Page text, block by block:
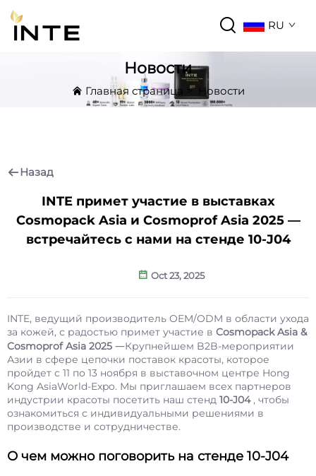
RU
Новости
Главная страница > Новости
Назад
INTE примет участие в выставках
Cosmopack Asia и Cosmoprof Asia 2025 —
встречайтесь с нами на стенде 10-J04
Oct 23, 2025
INTE, ведущий производитель OEM/ODM в области ухода
за кожей, с радостью примет участие в Cosmopack Asia &
Cosmoprof Asia 2025 —Крупнейшем B2B-мероприятии
Азии в сфере цепочки поставок красоты, которое
пройдет с 11 по 13 ноября в выставочном центре Hong
Kong AsiaWorld-Expo. Мы приглашаем всех партнеров
индустрии красоты посетить наш стенд 10-J04 , чтобы
ознакомиться с индивидуальными решениями в
производстве и сотрудничестве.
О чем можно поговорить на стенде 10-J04